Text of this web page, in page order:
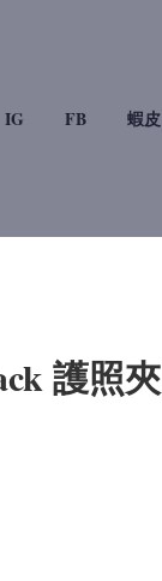
IG FB 蝦皮
護照夾